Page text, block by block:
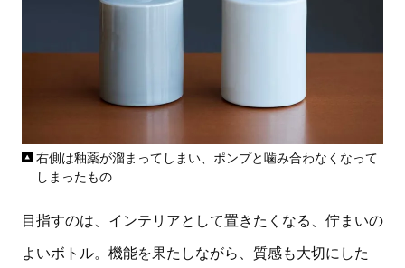
右側は釉薬が溜まってしまい、ポンプと噛み合わなくなって
しまったもの
目指すのは、インテリアとして置きたくなる、佇まいの
よいボトル。機能を果たしながら、質感も大切にした